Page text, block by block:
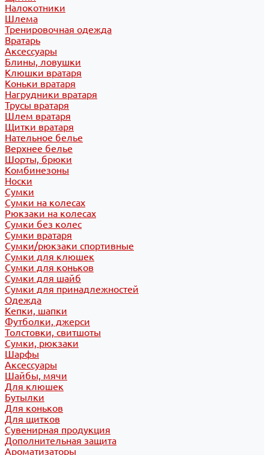
Налокотники
Шлема
Тренировочная одежда
Вратарь
Аксессуары
Блины, ловушки
Клюшки вратаря
Коньки вратаря
Нагрудники вратаря
Трусы вратаря
Шлем вратаря
Щитки вратаря
Нательное белье
Верхнее белье
Шорты, брюки
Комбинезоны
Носки
Сумки
Сумки на колесах
Рюкзаки на колесах
Сумки без колес
Сумки вратаря
Сумки/рюкзаки спортивные
Сумки для клюшек
Сумки для коньков
Сумки для шайб
Сумки для принадлежностей
Одежда
Кепки, шапки
Футболки, джерси
Толстовки, свитшоты
Сумки, рюкзаки
Шарфы
Аксессуары
Шайбы, мячи
Для клюшек
Бутылки
Для коньков
Для щитков
Сувенирная продукция
Дополнительная защита
Ароматизаторы